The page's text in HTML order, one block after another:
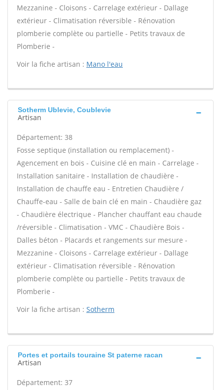
Mezzanine - Cloisons - Carrelage extérieur - Dallage
extérieur - Climatisation réversible - Rénovation
plomberie complète ou partielle - Petits travaux de
Plomberie -
Voir la fiche artisan : Mano l'eau
Sotherm Ublevie, Coublevie
Artisan
Département: 38
Fosse septique (installation ou remplacement) -
Agencement en bois - Cuisine clé en main - Carrelage -
Installation sanitaire - Installation de chaudière -
Installation de chauffe eau - Entretien Chaudière /
Chauffe-eau - Salle de bain clé en main - Chaudière gaz
- Chaudière électrique - Plancher chauffant eau chaude
/réversible - Climatisation - VMC - Chaudière Bois -
Dalles béton - Placards et rangements sur mesure -
Mezzanine - Cloisons - Carrelage extérieur - Dallage
extérieur - Climatisation réversible - Rénovation
plomberie complète ou partielle - Petits travaux de
Plomberie -
Voir la fiche artisan : Sotherm
Portes et portails touraine St paterne racan
Artisan
Département: 37